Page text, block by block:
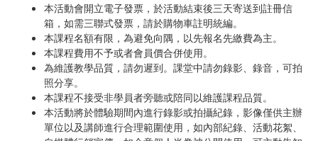
本活動會開立電子發票，於活動結束後三天寄送到註冊信
箱，如需三聯式發票，請於購物車註明統編。
本課程名額有限，為避免向隅，以先報名先繳費為主。
本課程費用不予或者會員價合併使用。
為維護教學品質，請勿遲到。課堂中請勿錄影、錄音，可拍
照分享。
本課程不接受非學員者旁聽或陪同以維護課程品質。
本活動將於體驗期間內進行錄影或拍攝紀錄，影像僅供主辦
單位以及講師進行合理範圍使用，如內部紀錄、活動花絮、